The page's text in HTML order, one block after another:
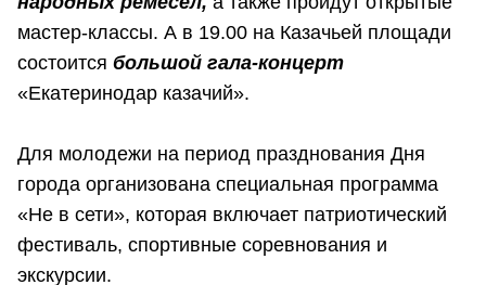
мастер-классы. А в 19.00 на Казачьей площади
состоится большой гала-концерт
«Екатеринодар казачий».
Для молодежи на период празднования Дня
города организована специальная программа
«Не в сети», которая включает патриотический
фестиваль, спортивные соревнования и
экскурсии.